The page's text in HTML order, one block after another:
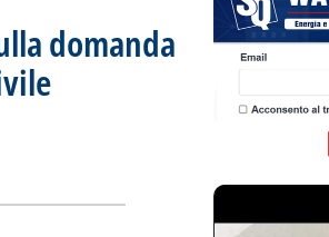
domanda
domanda di prodotti petroliferi nel